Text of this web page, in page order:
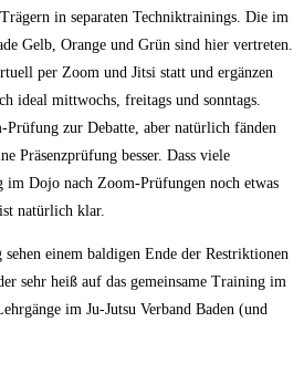
in separaten Techniktrainings. Die im
Gelb, Orange und Grün sind hier vertreten.
per Zoom und Jitsi statt und ergänzen
ideal mittwochs, freitags und sonntags.
zur Debatte, aber natürlich fänden
Präsenzprüfung besser. Dass viele
im Dojo nach Zoom-Prüfungen noch etwas
natürlich klar.
einem baldigen Ende der Restriktionen
sehr heiß auf das gemeinsame Training im
im Ju-Jutsu Verband Baden (und